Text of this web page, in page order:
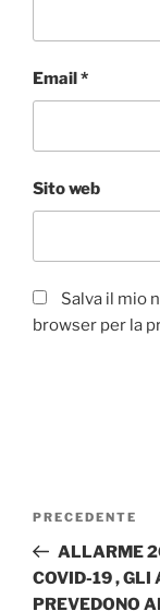
Email*
Sito web
Salva il mio
browser per la
Articolo
precedente:
PRECEDENTE
ALLARME
COVID-19 ,
PREVEDONO